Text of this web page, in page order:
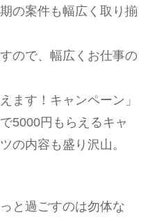
の案件も幅広く取り揃
ので、幅広くお仕事の
ます！キャンペーン」
5000円もらえるキャ
の内容も盛り沢山。
と過ごすのは勿体な